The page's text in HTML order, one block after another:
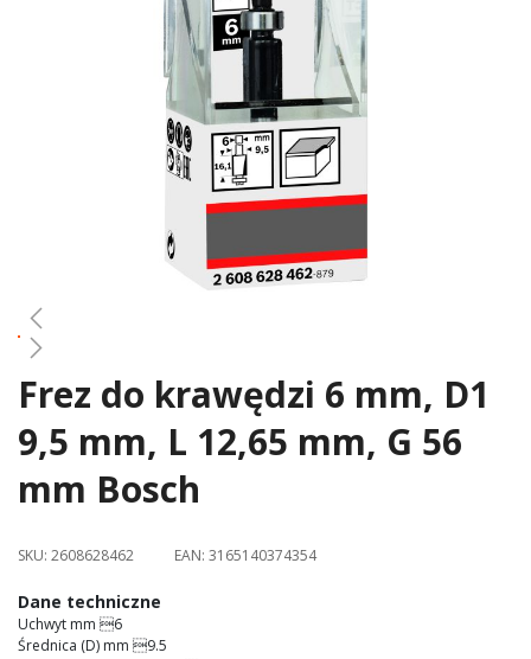
Skip
the
beginning
of
images
Frez do krawędzi 6 mm, D1
9,5 mm, L 12,65 mm, G 56
mm Bosch
SKU: 2608628462 EAN: 3165140374354
Dane techniczne
Uchwyt mm 6
Średnica (D) mm 9.5